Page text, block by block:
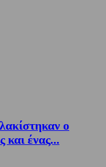
ο
και ένας...